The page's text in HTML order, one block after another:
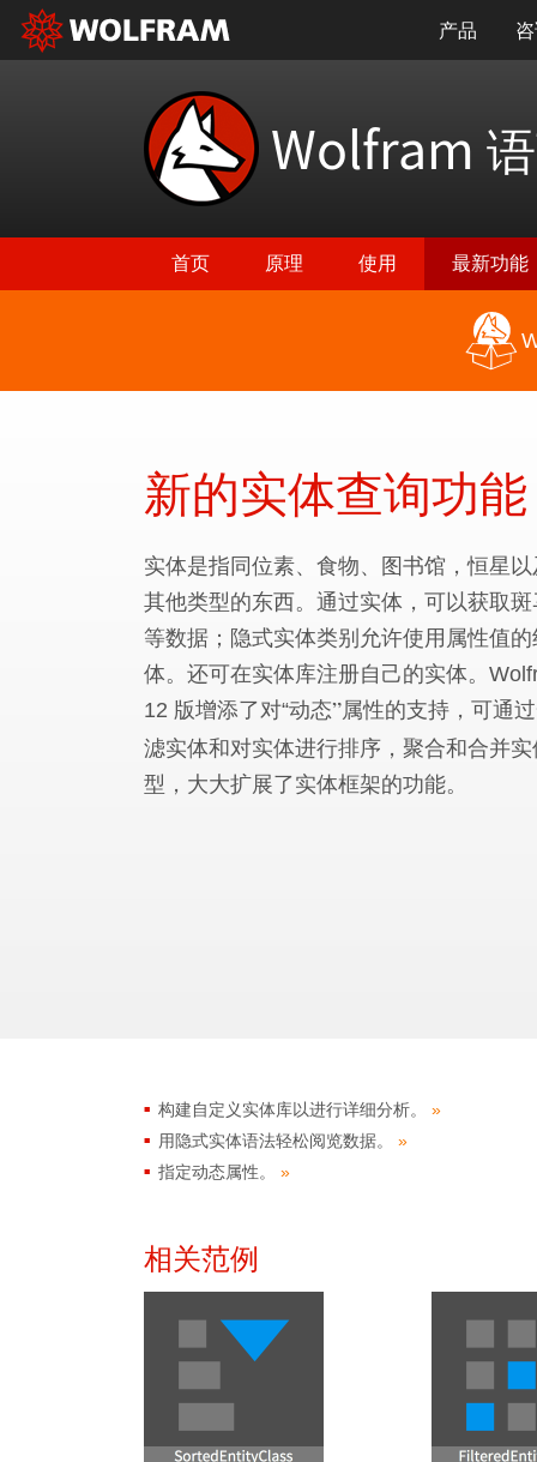
产品
Wolfram
首页 原理 使用 最新功能
新的实体查询功能
实体是指同位素、食物、图书馆，恒星
其他类型的东西。通过实体，可以获取
等数据；隐式实体类别允许使用属性值
体。还可在实体库注册自己的实体。
12 版增添了对“动态”属性的支持，可通
滤实体和对实体进行排序，聚合和合并
型，大大扩展了实体框架的功能。
构建自定义实体库以进行详细分析。 »
用隐式实体语法轻松阅览数据。 »
指定动态属性。 »
相关范例